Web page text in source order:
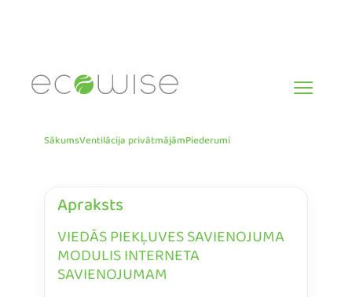
content
SākumsVentilācija privātmājāmPiederumi
Apraksts
VIEDĀS PIEKĻUVES SAVIENOJUMA
MODULIS INTERNETA
SAVIENOJUMAM